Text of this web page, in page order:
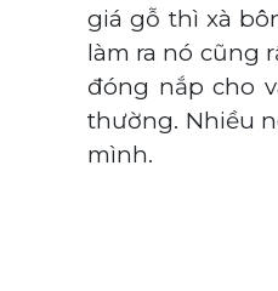
giá gỗ thì xà
làm ra nó cũng
đóng nắp cho
thường. Nhiều
mình.